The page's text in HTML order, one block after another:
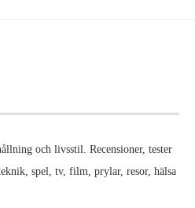
och livsstil. Recensioner, tester
spel, tv, film, prylar, resor, hälsa